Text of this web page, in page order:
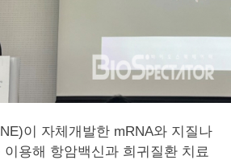
이 자체개발한 mRNA와 지질나
용해 항암백신과 희귀질환 치료